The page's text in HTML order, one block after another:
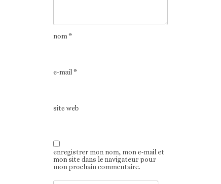
nom*
e-mail*
site web
enregistrer mon nom, mon e-mail et
mon site dans le navigateur pour
mon prochain commentaire.